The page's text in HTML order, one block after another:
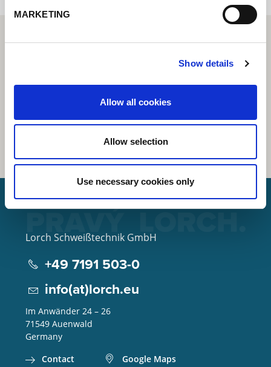
MARKETING
Show details
Allow all cookies
Allow selection
Use necessary cookies only
Lorch Schweißtechnik GmbH
+49 7191 503-0
info(at)lorch.eu
Im Anwänder 24 – 26
71549 Auenwald
Germany
Contact
Google Maps